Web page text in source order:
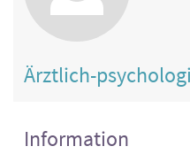
Ärztlich-
Information